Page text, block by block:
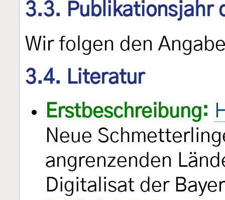
3.3. Publikationsjahr
Wir folgen den
3.4. Literatur
Erstbeschreibung:
Neue
angrenzenden
Digitalisat der